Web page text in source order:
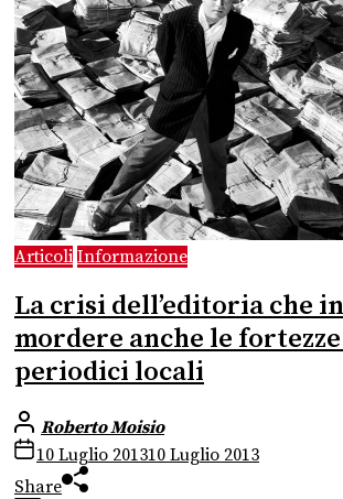
Articoli Informazione
La crisi dell’editoria che
mordere anche le
periodici locali
Roberto Moisio
10 Luglio 201310 Luglio 2013
Share